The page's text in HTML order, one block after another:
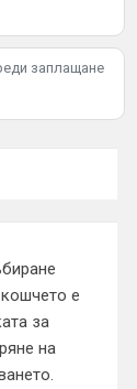
заплащане
е
за
на